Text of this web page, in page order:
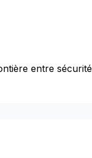
entre